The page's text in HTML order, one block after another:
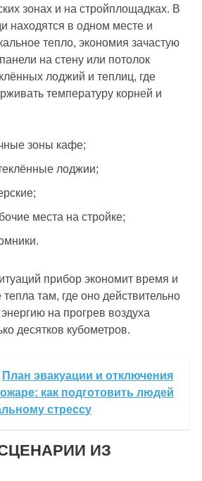
зонах и на стройплощадках. В
находятся в одном месте и
тепло, экономия зачастую
на стену или потолок
лоджий и теплиц, где
температуру корней и
зоны кафе;
лоджии;
места на стройке;
прибор экономит время и
там, где оно действительно
на прогрев воздуха
десятков кубометров.
План эвакуации и отключения
как подготовить людей
стрессу
ИЗ